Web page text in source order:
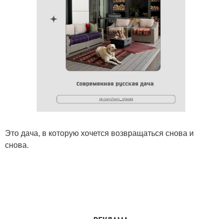
Это дача, в которую хочется возвращаться снова и
снова.